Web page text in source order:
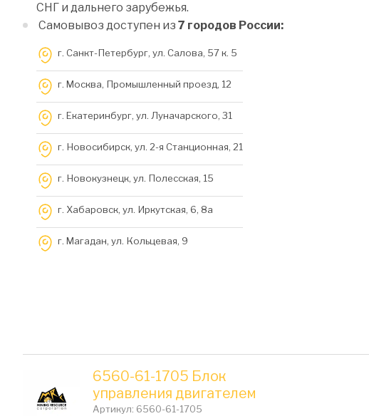
СНГ и дальнего зарубежья.
Самовывоз доступен из 7 городов России:
г. Санкт-Петербург, ул. Салова, 57 к. 5
г. Москва, Промышленный проезд, 12
г. Екатеринбург, ул. Луначарского, 31
г. Новосибирск, ул. 2-я Станционная, 21
г. Новокузнецк, ул. Полесская, 15
г. Хабаровск, ул. Иркутская, 6, 8a
г. Магадан, ул. Кольцевая, 9
6560-61-1705 Блок
управления двигателем
Артикул: 6560-61-1705